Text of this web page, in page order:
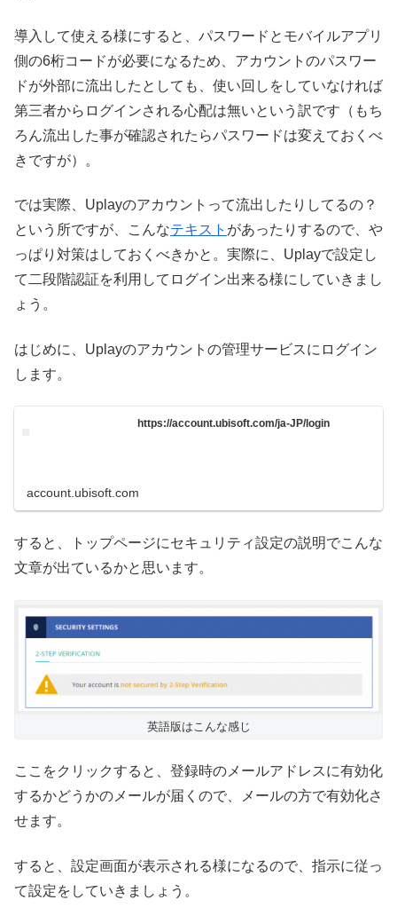
導入して使える様にすると、パスワードとモバイルアプリ
側の6桁コードが必要になるため、アカウントのパスワー
ドが外部に流出したとしても、使い回しをしていなければ
第三者からログインされる心配は無いという訳です（もち
ろん流出した事が確認されたらパスワードは変えておくべ
きですが）。
では実際、Uplayのアカウントって流出したりしてるの？
という所ですが、こんなテキスト があったりするので、や
っぱり対策はしておくべきかと。実際に、Uplayで設定し
て二段階認証を利用してログイン出来る様にしていきまし
ょう。
はじめに、Uplayのアカウントの管理サービスにログイン
します。
https://account.ubisoft.com/ja-JP/login
account.ubisoft.com
すると、トップページにセキュリティ設定の説明でこんな
文章が出ているかと思います。
英語版はこんな感じ
ここをクリックすると、登録時のメールアドレスに有効化
するかどうかのメールが届くので、メールの方で有効化さ
せます。
すると、設定画面が表示される様になるので、指示に従っ
て設定をしていきましょう。